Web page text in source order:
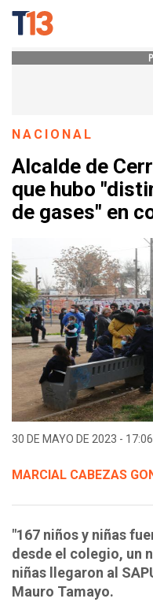
NACIONAL
Alcalde de
que hubo
de gases" en
30 DE MAYO DE 2023 -
MARCIAL CABEZAS
"167 niños y niñas
desde el colegio, un
niñas llegaron al
Mauro Tamayo.